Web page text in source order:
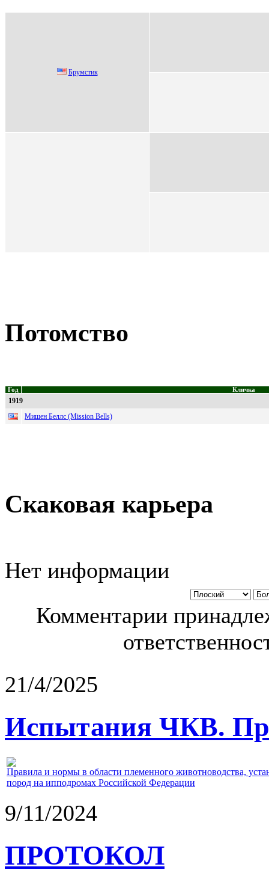
Брумстик
Потомство
Год Кличка
1919
Мишен Беллс (Mission Bells)
Скаковая карьера
Нет информации
Комментарии
21/4/2025
Испытания ЧКВ.
Правила и нормы в области племенного животноводства,
пород на ипподромах Российской Федерации
9/11/2024
ПРОТОКОЛ